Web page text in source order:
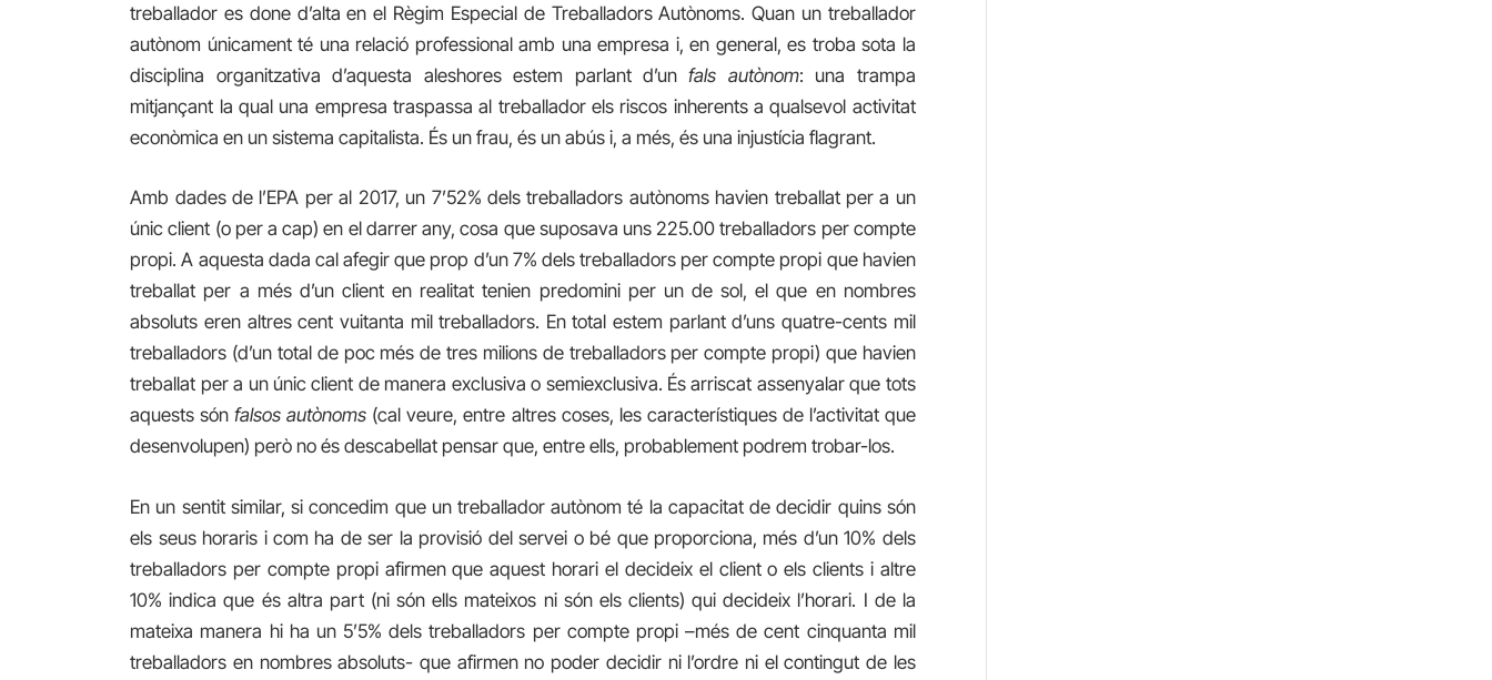
treballador es done d’alta en el Règim Especial de Treballadors Autònoms. Quan un treballador
autònom únicament té una relació professional amb una empresa i, en general, es troba sota la
disciplina organitzativa d’aquesta aleshores estem parlant d’unfals autònom: una trampa
mitjançant la qual una empresa traspassa al treballador els riscos inherents a qualsevol activitat
econòmica en un sistema capitalista. És un frau, és un abús i, a més, és una injustícia flagrant.
Amb dades de l’EPA per al 2017, un 7’52% dels treballadors autònoms havien treballat per a un
únic client (o per a cap) en el darrer any, cosa que suposava uns 225.00 treballadors per compte
propi. A aquesta dada cal afegir que prop d’un 7% dels treballadors per compte propi que havien
treballat per a més d’un client en realitat tenien predomini per un de sol, el que en nombres
absoluts eren altres cent vuitanta mil treballadors. En total estem parlant d’uns quatre-cents mil
treballadors (d’un total de poc més de tres milions de treballadors per compte propi) que havien
treballat per a un únic client de manera exclusiva o semiexclusiva. És arriscat assenyalar que tots
aquests sónfalsos autònoms (cal veure, entre altres coses, les característiques de l’activitat que
desenvolupen) però no és descabellat pensar que, entre ells, probablement podrem trobar-los.
En un sentit similar, si concedim que un treballador autònom té la capacitat de decidir quins són
els seus horaris i com ha de ser la provisió del servei o bé que proporciona, més d’un 10% dels
treballadors per compte propi afirmen que aquest horari el decideix el client o els clients i altre
10% indica que és altra part (ni són ells mateixos ni són els clients) qui decideix l’horari. I de la
mateixa manera hi ha un 5’5% dels treballadors per compte propi –més de cent cinquanta mil
treballadors en nombres absoluts- que afirmen no poder decidir ni l’ordre ni el contingut de les